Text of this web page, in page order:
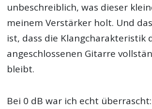
unbeschreiblich, was dieser
meinem Verstärker holt. Und
ist, dass die Klangcharakteristik
angeschlossenen Gitarre
bleibt.
Bei 0 dB war ich echt